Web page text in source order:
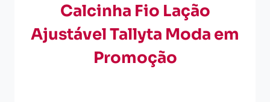
Calcinha Fio Lação
Ajustável Tallyta Moda em
Promoção